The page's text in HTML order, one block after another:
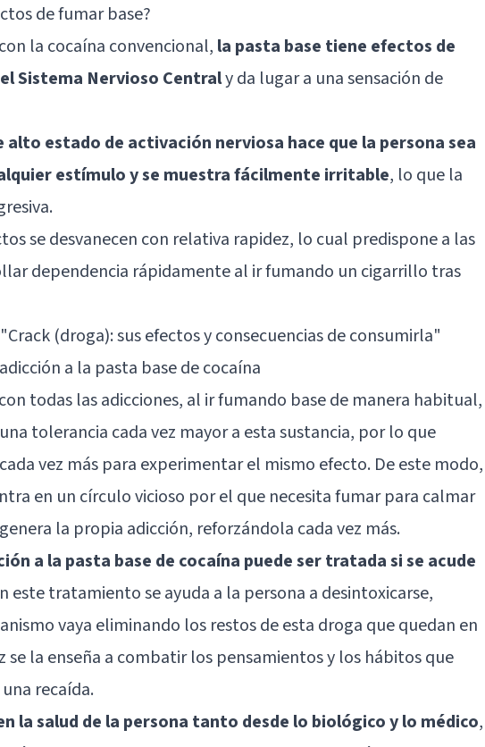
de fumar base?
la cocaína convencional, la pasta base tiene efectos de
Sistema Nervioso Centraly da lugar a una sensación de
alto estado de activación nerviosa hace que la persona sea
estímulo y se muestra fácilmente irritable, lo que la
se desvanecen con relativa rapidez, lo cual predispone a las
dependencia rápidamente al ir fumando un cigarrillo tras
"Crack (droga): sus efectos y consecuencias de consumirla"
a la pasta base de cocaína
todas las adicciones, al ir fumando base de manera habitual,
tolerancia cada vez mayor a esta sustancia, por lo que
vez más para experimentar el mismo efecto. De este modo,
en un círculo vicioso por el que necesita fumar para calmar
la propia adicción, reforzándola cada vez más.
a la pasta base de cocaína puede ser tratada si se acude
este tratamiento se ayuda a la persona a desintoxicarse,
vaya eliminando los restos de esta droga que quedan en
se la enseña a combatir los pensamientos y los hábitos que
recaída.
la salud de la persona tanto desde lo biológico y lo médico,